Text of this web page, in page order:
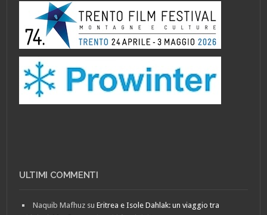
ULTIMI COMMENTI
Naquib Mafhuz suEritrea e Isole Dahlak: un viaggio tra